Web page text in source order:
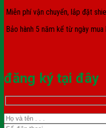
Miễn phí vận chuyển, lắp đặt
Bảo hành 5 năm kể từ ngày mua
đăng ký tại đây